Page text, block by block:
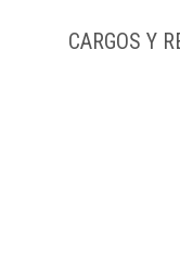
CARGOS Y